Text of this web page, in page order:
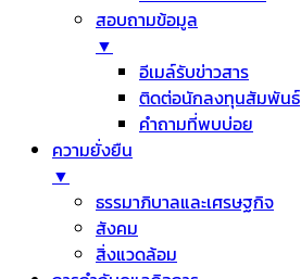
สอบถามข้อมูล
▼
อีเมล์รับข่าวสาร
ติดต่อนักลงทุนสัมพันธ์
คำถามที่พบบ่อย
ความยั่งยืน
▼
ธรรมาภิบาลและเศรษฐกิจ
สังคม
สิ่งแวดล้อม